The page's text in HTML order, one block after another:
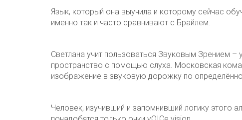
Язык, который она выучила и которому сейчас
именно так и часто сравнивают с Брайлем.
Светлана учит пользоваться Звуковым Зрением
пространство с помощью слуха. Московская
изображение в звуковую дорожку по
Человек, изучивший и запомнивший логику этого